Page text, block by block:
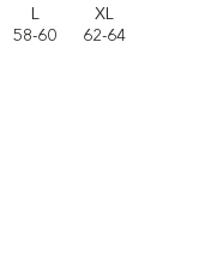
L
58-60
XL
62-64